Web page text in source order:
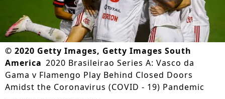
© 2020 Getty Images, Getty Images South
America 2020 Brasileirao Series A: Vasco da
Gama v Flamengo Play Behind Closed Doors
Amidst the Coronavirus (COVID - 19) Pandemic